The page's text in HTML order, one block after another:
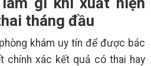
tháng đầu
khám uy tín để được bác
chính xác kết quả có thai hay